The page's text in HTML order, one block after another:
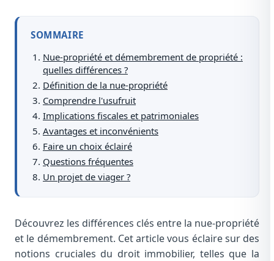
SOMMAIRE
Nue-propriété et démembrement de propriété :
quelles différences ?
Définition de la nue-propriété
Comprendre l'usufruit
Implications fiscales et patrimoniales
Avantages et inconvénients
Faire un choix éclairé
Questions fréquentes
Un projet de viager ?
Découvrez les différences clés entre la nue-propriété
et le démembrement. Cet article vous éclaire sur des
notions cruciales du droit immobilier, telles que la